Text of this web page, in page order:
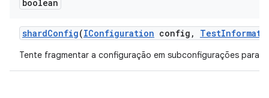
boolean
shardConfig(IConfiguration config , Test
Tente fragmentar a configuração em subconfigurações para